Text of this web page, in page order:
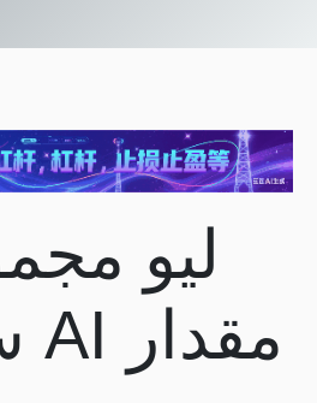
ليو
سمارٽ AI مقدار